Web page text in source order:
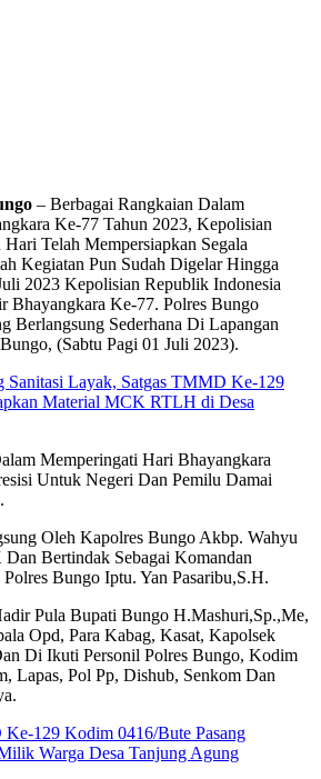
– Berbagai Rangkaian Dalam
Ke-77 Tahun 2023, Kepolisian
Telah Mempersiapkan Segala
Kegiatan Pun Sudah Digelar Hingga
2023 Kepolisian Republik Indonesia
Bhayangkara Ke-77. Polres Bungo
Berlangsung Sederhana Di Lapangan
(Sabtu Pagi 01 Juli 2023).
Sanitasi Layak, Satgas TMMD Ke-129
Material MCK RTLH di Desa
Memperingati Hari Bhayangkara
Untuk Negeri Dan Pemilu Damai
Oleh Kapolres Bungo Akbp. Wahyu
Bertindak Sebagai Komandan
Bungo Iptu. Yan Pasaribu,S.H.
Pula Bupati Bungo H.Mashuri,Sp.,Me,
Opd, Para Kabag, Kasat, Kapolsek
Di Ikuti Personil Polres Bungo, Kodim
Lapas, Pol Pp, Dishub, Senkom Dan
129 Kodim 0416/Bute Pasang
Warga Desa Tanjung Agung